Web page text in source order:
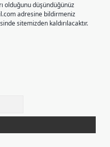
olduğunu düşündüğünüz
adresine bildirmeniz
sitemizden kaldırılacaktır.